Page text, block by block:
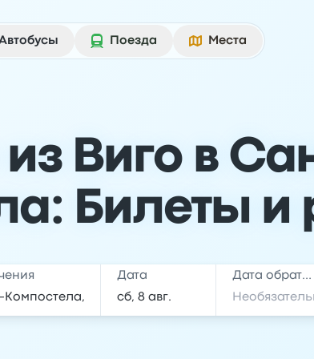
Поезда Места
Виго в
Билеты и
Дата Дата обратной поездки